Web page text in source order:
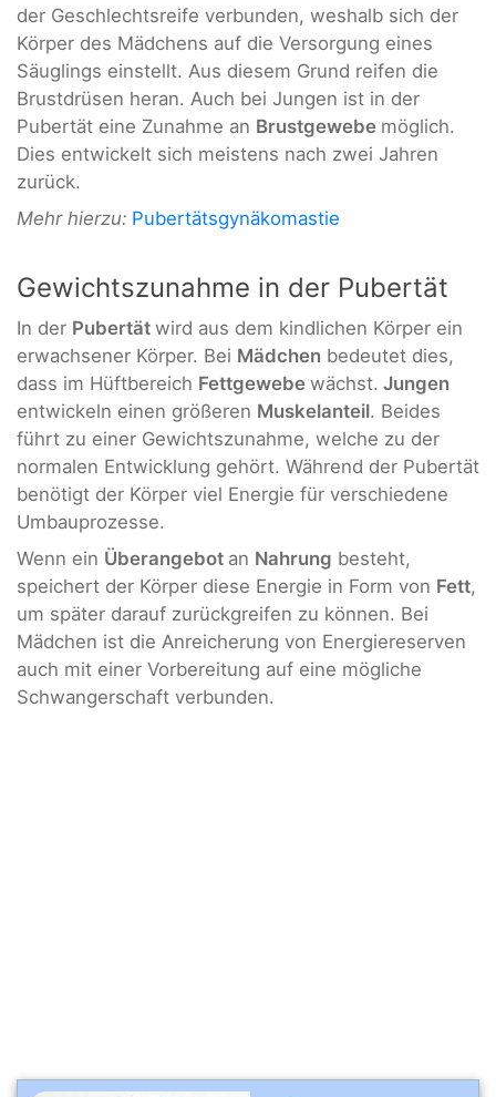
der Geschlechtsreife verbunden, weshalb sich der
Körper des Mädchens auf die Versorgung eines
Säuglings einstellt. Aus diesem Grund reifen die
Brustdrüsen heran. Auch bei Jungen ist in der
Pubertät eine Zunahme an Brustgewebe möglich.
Dies entwickelt sich meistens nach zwei Jahren
zurück.
Mehr hierzu: Pubertätsgynäkomastie
Gewichtszunahme in der Pubertät
In der Pubertät wird aus dem kindlichen Körper ein
erwachsener Körper. Bei Mädchen bedeutet dies,
dass im Hüftbereich Fettgewebe wächst. Jungen
entwickeln einen größeren Muskelanteil. Beides
führt zu einer Gewichtszunahme, welche zu der
normalen Entwicklung gehört. Während der Pubertät
benötigt der Körper viel Energie für verschiedene
Umbauprozesse.
Wenn ein Überangebot an Nahrung besteht,
speichert der Körper diese Energie in Form von Fett,
um später darauf zurückgreifen zu können. Bei
Mädchen ist die Anreicherung von Energiereserven
auch mit einer Vorbereitung auf eine mögliche
Schwangerschaft verbunden.